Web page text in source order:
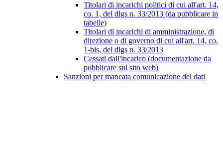
Titolari di incarichi politici di cui all'art. 14,
co. 1, del dlgs n. 33/2013 (da pubblicare in
tabelle)
Titolari di incarichi di amministrazione, di
direzione o di governo di cui all'art. 14, co.
1-bis, del dlgs n. 33/2013
Cessati dall'incarico (documentazione da
pubblicare sul sito web)
Sanzioni per mancata comunicazione dei dati